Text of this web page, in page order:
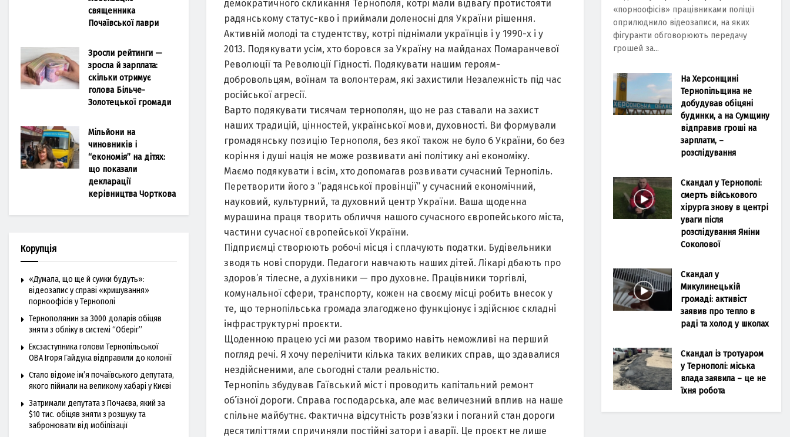
демократичного скликання Тернополя, котрі мали відвагу протистояти
радянському статус-кво і приймали доленосні для України рішення.
Активній молоді та студентству, котрі піднімали українців і у 1990-х і у
2013. Подякувати усім, хто боровся за Україну на майданах Помаранчевої
Революції та Революції Гідності. Подякувати нашим героям-
добровольцям, воїнам та волонтерам, які захистили Незалежність під час
російської агресії.
Варто подякувати тисячам тернополян, що не раз ставали на захист
наших традицій, цінностей, української мови, духовності. Ви формували
громадянську позицію Тернополя, без якої також не було б України, бо без
коріння і душі нація не може розвивати ані політику ані економіку.
Маємо подякувати і всім, хто допомагав розвивати сучасний Тернопіль.
Перетворити його з “радянської провінції” у сучасний економічний,
науковий, культурний, та духовний центр України. Ваша щоденна
мурашина праця творить обличчя нашого сучасного європейського міста,
частини сучасної європейської України.
Підприємці створюють робочі місця і сплачують податки. Будівельники
зводять нові споруди. Педагоги навчають наших дітей. Лікарі дбають про
здоров’я тілесне, а духівники — про духовне. Працівники торгівлі,
комунальної сфери, транспорту, кожен на своєму місці робить внесок у
те, що тернопільська громада злагоджено функціонує і здійснює складні
інфраструктурні проєкти.
Щоденною працею усі ми разом творимо навіть неможливі на перший
погляд речі. Я хочу перелічити кілька таких великих справ, що здавалися
нездійсненими, але сьогодні стали реальністю.
Тернопіль збудував Гаївський міст і проводить капітальний ремонт
об’їзної дороги. Справа господарська, але має величезний вплив на наше
спільне майбутнє. Фактична відсутність розв’язки і поганий стан дороги
десятиліттями спричиняли постійні затори і аварії. Це проєкт не лише
священника
Почаївської лаври
Зросли рейтинги —
зросла й зарплата:
скільки отримує
голова Більче-
Золотецької громади
Мільйони на
чиновників і
“економія” на дітях:
що показали
декларації
керівництва Чорткова
Корупція
«Думала, що ще й сумки будуть»:
відеозапис у справі «кришування»
порноофісів у Тернополі
Тернополянин за 3000 доларів обіцяв
зняти з обліку в системі “Оберіг”
Ексзаступника голови Тернопільської
ОВА Ігоря Гайдука відправили до колонії
Стало відоме ім’я почаївського депутата,
якого піймали на великому хабарі у Києві
Затримали депутата з Почаєва, який за
$10 тис. обіцяв зняти з розшуку та
забронювати від мобілізації
«порноофісів» працівниками поліції
оприлюднило відеозаписи, на яких
фігуранти обговорюють передачу
грошей за...
На Херсонщині
Тернопільщина не
добудував обіцяні
будинки, а на Сумщину
відправив гроші на
зарплати, –
розслідування
Скандал у Тернополі:
смерть військового
хірурга знову в центрі
уваги після
розслідування Яніни
Соколової
Скандал у
Микулинецькій
громаді: активіст
заявив про тепло в
раді та холод у школах
Скандал із тротуаром
у Тернополі: міська
влада заявила – це не
їхня робота